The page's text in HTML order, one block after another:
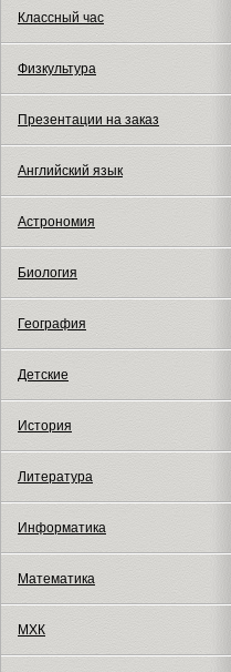
Классный час
Физкультура
Презентации на заказ
Английский язык
Астрономия
Биология
География
Детские
История
Литература
Информатика
Математика
МХК